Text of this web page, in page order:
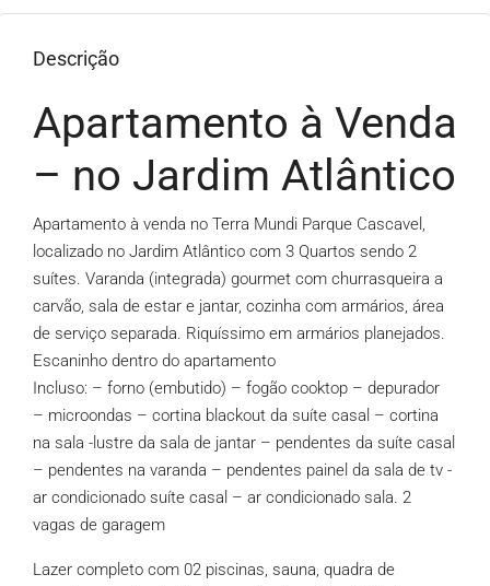
Descrição
Apartamento à Venda
– no Jardim Atlântico
Apartamento à venda no Terra Mundi Parque Cascavel,
localizado no Jardim Atlântico com 3 Quartos sendo 2
suítes. Varanda (integrada) gourmet com churrasqueira a
carvão, sala de estar e jantar, cozinha com armários, área
de serviço separada. Riquíssimo em armários planejados.
Escaninho dentro do apartamento
Incluso: – forno (embutido) – fogão cooktop – depurador
– microondas – cortina blackout da suíte casal – cortina
na sala -lustre da sala de jantar – pendentes da suíte casal
– pendentes na varanda – pendentes painel da sala de tv -
ar condicionado suíte casal – ar condicionado sala. 2
vagas de garagem
Lazer completo com 02 piscinas, sauna, quadra de